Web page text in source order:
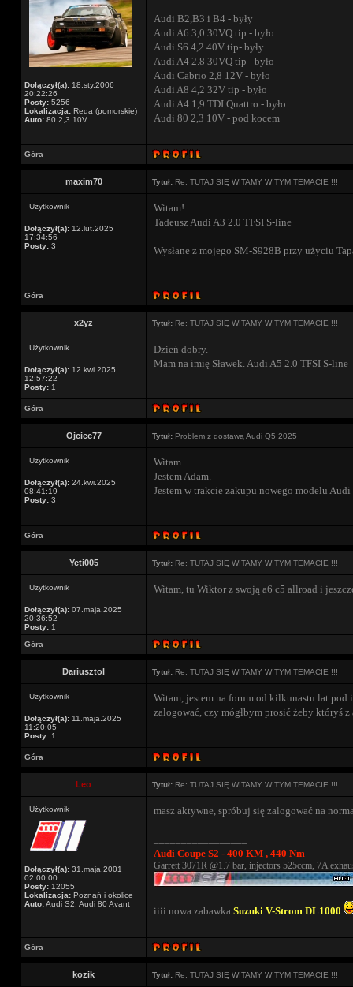
Dołączył(a): 18.sty.2006
20:22:26
Posty: 5256
Lokalizacja: Reda (pomorskie)
Auto: 80 2,3 10V
Audi B2,B3 i B4 - były
Audi A6 3,0 30VQ tip - było
Audi S6 4,2 40V tip- były
Audi A4 2.8 30VQ tip - było
Audi Cabrio 2,8 12V - było
Audi A8 4,2 32V tip - było
Audi A4 1,9 TDI Quattro - było
Audi 80 2,3 10V - pod kocem
Góra
maxim70 Tytuł: Re: TUTAJ SIĘ WITAMY W TYM TEMACIE !!!
Użytkownik
Dołączył(a): 12.lut.2025
17:34:56
Posty: 3
Witam!
Tadeusz Audi A3 2.0 TFSI S-line
Wysłane z mojego SM-S928B przy użyciu
Góra
x2yz Tytuł: Re: TUTAJ SIĘ WITAMY W TYM TEMACIE !!!
Użytkownik
Dołączył(a): 12.kwi.2025
12:57:22
Posty: 1
Dzień dobry.
Mam na imię Sławek. Audi A5 2.0 TFSI S-line
Góra
Ojciec77 Tytuł: Problem z dostawą Audi Q5 2025
Użytkownik
Dołączył(a): 24.kwi.2025
08:41:19
Posty: 3
Witam.
Jestem Adam.
Jestem w trakcie zakupu nowego modelu Audi
Góra
Yeti005 Tytuł: Re: TUTAJ SIĘ WITAMY W TYM TEMACIE !!!
Użytkownik
Dołączył(a): 07.maja.2025
20:36:52
Posty: 1
Witam, tu Wiktor z swoją a6 c5 allroad i
Góra
Dariusztol Tytuł: Re: TUTAJ SIĘ WITAMY W TYM TEMACIE !!!
Użytkownik
Dołączył(a): 11.maja.2025
11:20:05
Posty: 1
Witam, jestem na forum od kilkunastu lat pod
zalogować, czy mógłbym prosić żeby któryś
Góra
Leo Tytuł: Re: TUTAJ SIĘ WITAMY W TYM TEMACIE !!!
Użytkownik
Dołączył(a): 31.maja.2001
02:00:00
Posty: 12055
Lokalizacja: Poznań i okolice
Auto:Audi S2, Audi 80 Avant
masz aktywne, spróbuj się zalogować na
Audi Coupe S2 - 400 KM , 440 Nm
Garrett 3071R @1.7 bar, injectors 525ccm, 7A
iiii nowa zabawka Suzuki V-Strom DL1000
Góra
kozik Tytuł: Re: TUTAJ SIĘ WITAMY W TYM TEMACIE !!!